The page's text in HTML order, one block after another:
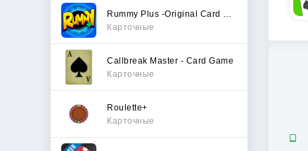
Карточные
Callbreak Master - Card Game
Карточные
Roulette+
Карточные